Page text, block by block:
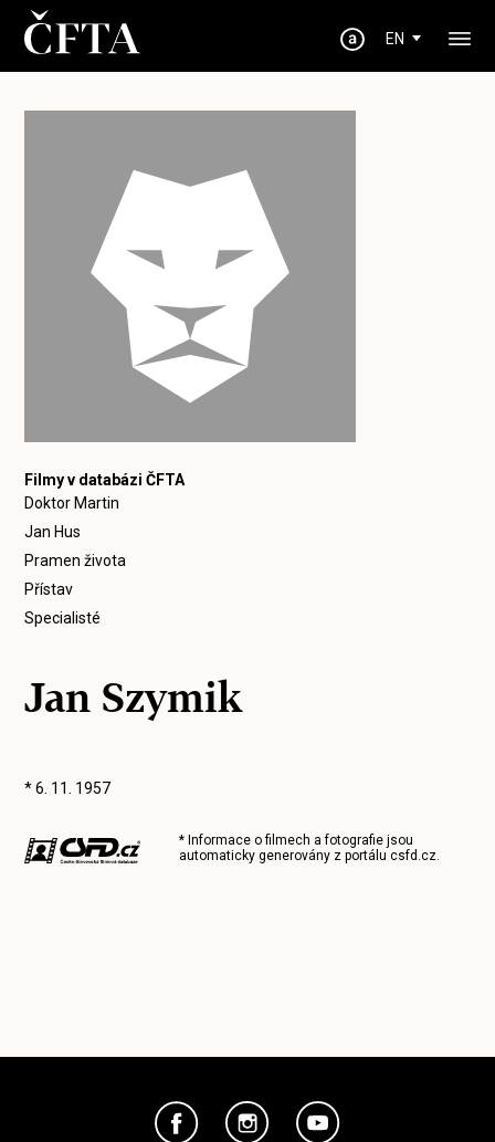
EN
Filmy v databázi ČFTA
Doktor Martin
Jan Hus
Pramen života
Přístav
Specialisté
Jan Szymik
* 6. 11. 1957
* Informace o filmech a fotografie jsou
automaticky generovány z portálucsfd.cz.